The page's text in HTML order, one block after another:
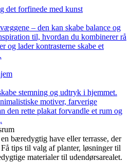
det forfinede med kunst
– den kan skabe balance og
til, hvordan du kombinerer rå
og lader kontrasterne skabe et
stemning og udtryk i hjemmet.
motiver, farverige
den rette plakat forvandle et rum og
bæredygtig have eller terrasse, der
tips til valg af planter, løsninger til
materialer til udendørsarealet.